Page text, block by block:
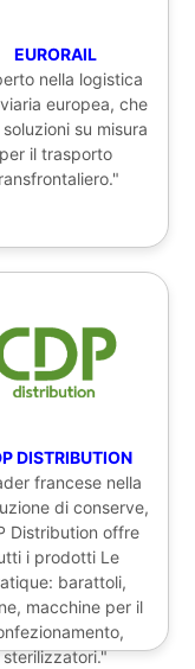
EURORAIL
nella logistica
europea, che
su misura
per il trasporto
DISTRIBUTION
francese nella
di conserve,
Distribution offre
i prodotti Le
barattoli,
macchine per il
sterilizzatori."